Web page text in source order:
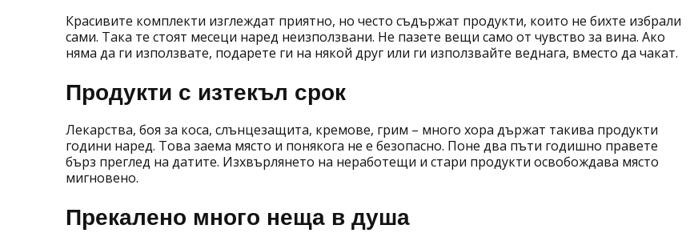
Красивите комплекти изглеждат приятно, но често съдържат продукти, които не бихте избрали
сами. Така те стоят месеци наред неизползвани. Не пазете вещи само от чувство за вина. Ако
няма да ги използвате, подарете ги на някой друг или ги използвайте веднага, вместо да чакат.
Продукти с изтекъл срок
Лекарства, боя за коса, слънцезащита, кремове, грим – много хора държат такива продукти
години наред. Това заема място и понякога не е безопасно. Поне два пъти годишно правете
бърз преглед на датите. Изхвърлянето на неработещи и стари продукти освобождава място
мигновено.
Прекалено много неща в душа